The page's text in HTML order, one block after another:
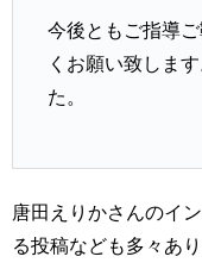
今後ともご指導
くお願い致しま
た。
唐田えりかさんのイ
る投稿なども多々あり